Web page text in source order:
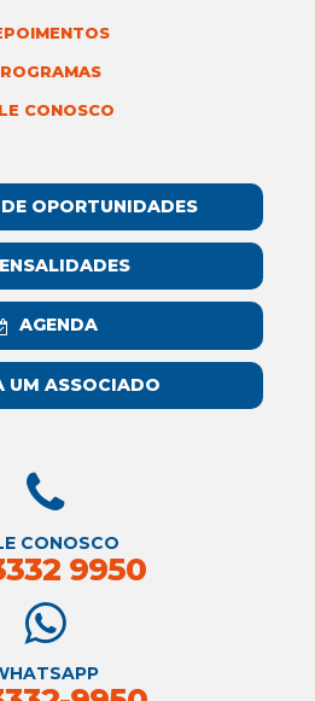
CONOSCO
OPORTUNIDADES
AGENDA
UM ASSOCIADO
CONOSCO
9950